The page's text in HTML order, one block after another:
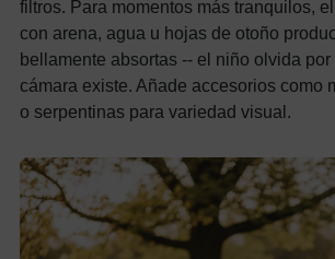
filtros. Para momentos más tranquilos,
con arena, agua u hojas de otoño
bellamente absortas -- el niño olvida
cámara existe. Añade accesorios como
o serpentinas para variedad visual.